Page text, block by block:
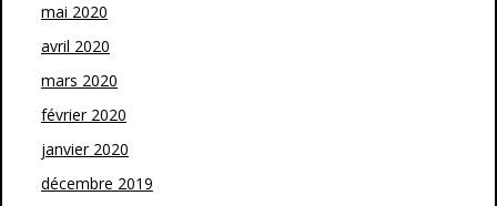
mai 2020
avril 2020
mars 2020
février 2020
janvier 2020
décembre 2019